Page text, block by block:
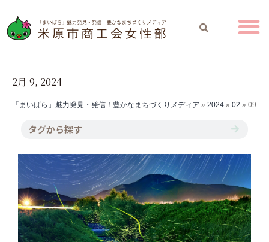
2月 9, 2024
「まいばら」魅力発見・発信！豊かなまちづくりメディア » 2024 » 02 » 09